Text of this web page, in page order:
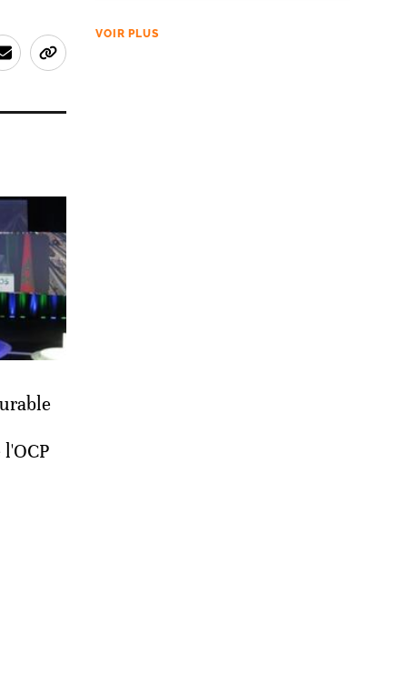
VOIR PLUS